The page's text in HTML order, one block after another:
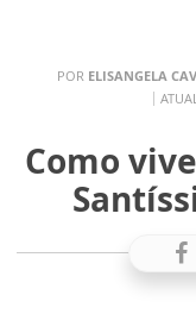
POR ELISANGELA
Como